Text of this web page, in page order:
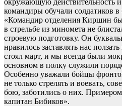
командиры обучали солдатиков в
«Командир отделения Киршин
в стрельбе из миномета не
строевую подготовку. Он
нравилось заставлять нас
стоял март, и мы всегда были
основном в полку служили
Особенно уважали бойцы
не только стрелять и воевать,
бою, заботились о них.
капитан Бибиков».